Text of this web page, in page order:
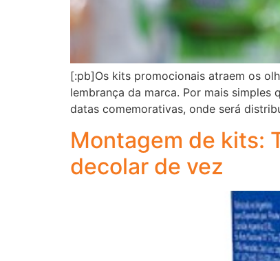
[:pb]Os kits promocionais atraem os
lembrança da marca. Por mais
datas comemorativas, onde será
Montagem de kits:
decolar de vez